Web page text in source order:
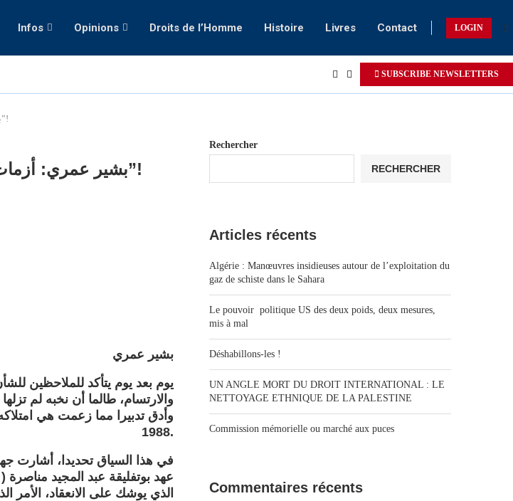
Infos Opinions Droits de l’Homme Histoire Livres Contact LOGIN
SUBSCRIBE NEWSLETTERS
بشير عمري: أزمات القيادة والاقتياد الحزبي بالجزائر.. “حمس نموذجا”!
بشير عمري: أزمات القيادة والاقتياد الحزبي بالجزائر.. “حمس نموذجا”!
بشير عمري
يوم بعد يوم يتأكد للملاحظين
والارتسام، طالما أن نخبه لم
وأدق تدبيرا مما زعمت هي
1988.
في هذا السياق تحديدا، أشارت
الذي يوشك على الانعقاد،
Rechercher
RECHERCHER
Articles récents
Algérie : Manœuvres insidieuses autour de l’exploitation du
gaz de schiste dans le Sahara
Le pouvoir politique US des deux poids, deux mesures,
mis à mal
Déshabillons-les !
UN ANGLE MORT DU DROIT INTERNATIONAL : LE
NETTOYAGE ETHNIQUE DE LA PALESTINE
Commission mémorielle ou marché aux puces
Commentaires récents